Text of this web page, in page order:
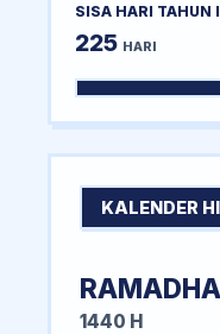
SISA HARI TAHUN
225 HARI
KALENDER
1440 H